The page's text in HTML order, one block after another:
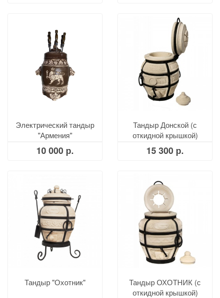
Электрический тандыр
"Армения"
10 000 р.
Тандыр Донской (с
откидной крышкой)
15 300 р.
Тандыр "Охотник"
Тандыр ОХОТНИК (с
откидной крышкой)